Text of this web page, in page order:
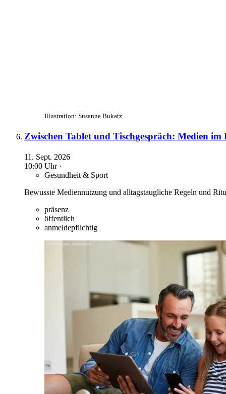
Illustration: Susanne Bukatz
Zwischen Tablet und Tischgespräch: Medien
11. Sept. 2026
10:00 Uhr ·
Gesundheit & Sport
Bewusste Mediennutzung und alltagstaugliche Regeln und
präsenz
öffentlich
anmeldepflichtig